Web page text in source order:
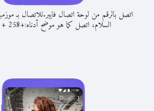
اتصل بالرقم من لوحة اتصال فايبر.للاتصال بـ
السلام، اتصل كما هو موضح أدناه:+
258